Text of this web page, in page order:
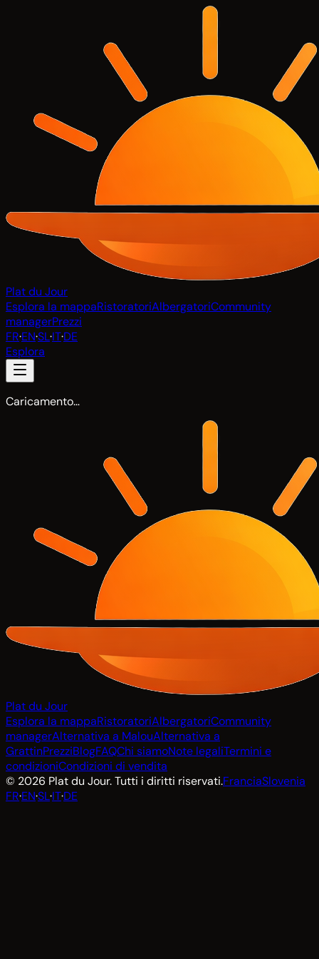
Plat du Jour
Esplora la mappaRistoratoriAlbergatoriCommunity
managerPrezzi
FR·EN·SL·IT·DE
Esplora
Caricamento…
Plat du Jour
Esplora la mappaRistoratoriAlbergatoriCommunity
managerAlternativa a MalouAlternativa a
GrattinPrezziBlogFAQChi siamoNote legaliTermini e
condizioniCondizioni di vendita
© 2026 Plat du Jour. Tutti i diritti riservati.FranciaSlovenia
FR·EN·SL·IT·DE